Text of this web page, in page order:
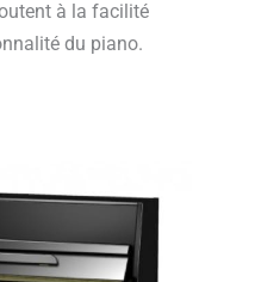
à la facilité
du piano.